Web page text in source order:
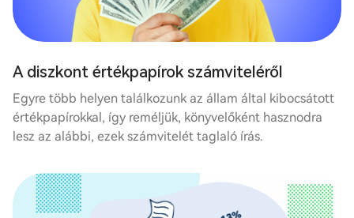
A diszkont értékpapírok számviteléről
Egyre több helyen találkozunk az állam által kibocsátott
értékpapírokkal, így reméljük, könyvelőként hasznodra
lesz az alábbi, ezek számvitelét taglaló írás.